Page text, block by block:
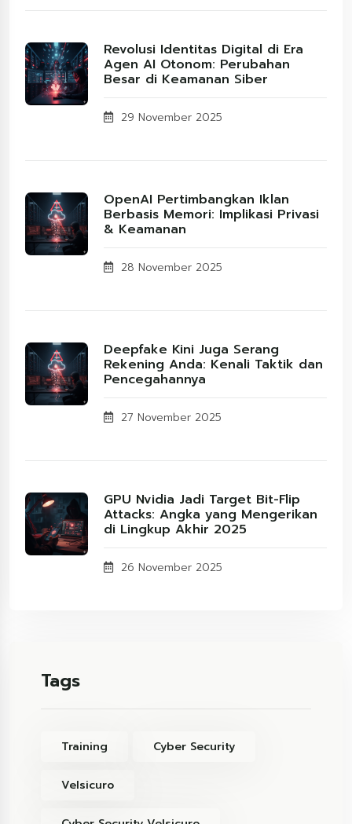
Revolusi Identitas Digital di Era
Agen AI Otonom: Perubahan
Besar di Keamanan Siber
29 November 2025
OpenAI Pertimbangkan Iklan
Berbasis Memori: Implikasi Privasi
& Keamanan
28 November 2025
Deepfake Kini Juga Serang
Rekening Anda: Kenali Taktik dan
Pencegahannya
27 November 2025
GPU Nvidia Jadi Target Bit-Flip
Attacks: Angka yang Mengerikan
di Lingkup Akhir 2025
26 November 2025
Tags
Training Cyber Security
Velsicuro